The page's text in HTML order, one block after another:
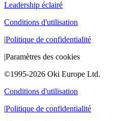
Leadership éclairé
Conditions d'utilisation
|Politique de confidentialité
|Paramètres des cookies
©1995-2026 Oki Europe Ltd.
Conditions d'utilisation
|Politique de confidentialité